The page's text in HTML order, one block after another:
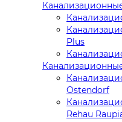
Plus
Ostendorf
Rehau